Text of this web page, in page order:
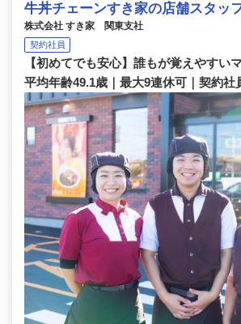
牛丼チェーンすき家の店舗スタッ
株式会社 すき家 関東支社
契約社員
【初めてでも安心】誰もが覚えやすい
平均年齢49.1歳｜最大9連休可｜契約社